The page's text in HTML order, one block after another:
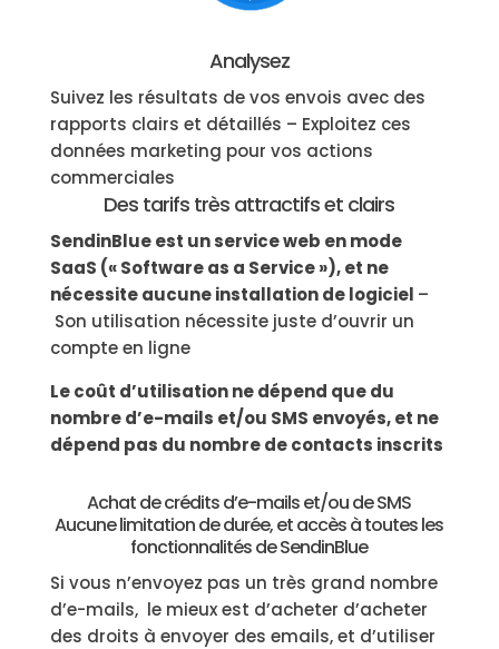
Analysez
Suivez les résultats de vos envois avec des
rapports clairs et détaillés – Exploitez ces
données marketing pour vos actions
commerciales
Des tarifs très attractifs et clairs
SendinBlue est un service web en mode
SaaS (« Software as a Service »), et ne
nécessite aucune installation de logiciel –
Son utilisation nécessite juste d’ouvrir un
compte en ligne
Le coût d’utilisation ne dépend que du
nombre d’e-mails et/ou SMS envoyés, et ne
dépend pas du nombre de contacts inscrits
Achat de crédits d’e-mails et/ou de SMS
Aucune limitation de durée, et accès à toutes les
fonctionnalités de SendinBlue
Si vous n’envoyez pas un très grand nombre
d’e-mails, le mieux est d’acheter d’acheter
des droits à envoyer des emails, et d’utiliser